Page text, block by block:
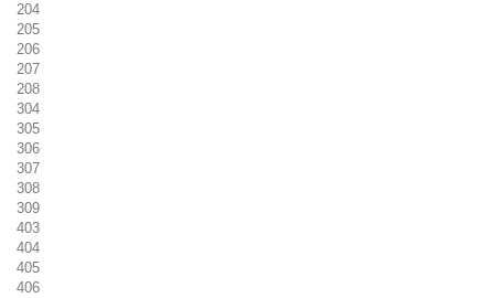
204
205
206
207
208
304
305
306
307
308
309
403
404
405
406